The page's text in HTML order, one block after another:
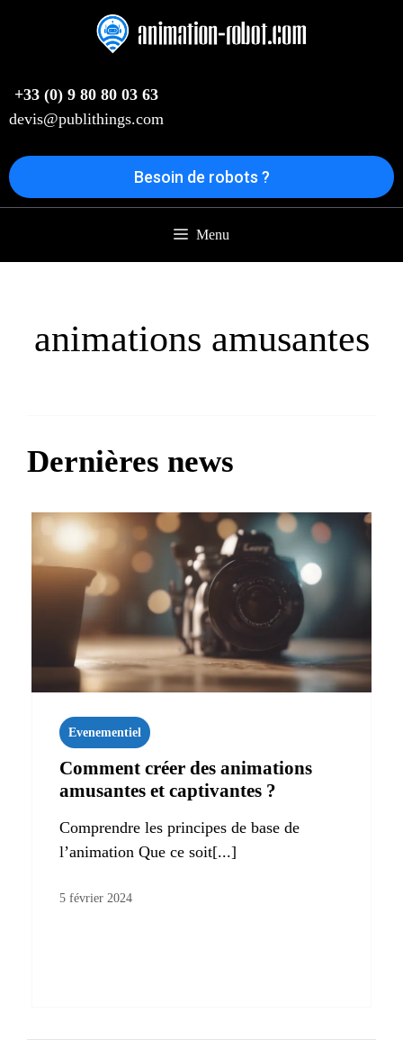
+33 (0) 9 80 80 03 63
devis@publithings.com
Besoin de robots ?
Menu
animations amusantes
Dernières news
Evenementiel
Comment créer des animations
amusantes et captivantes ?
Comprendre les principes de base de
l’animation Que ce soit[...]
5 février 2024